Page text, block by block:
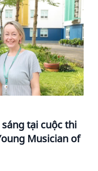
tại cuộc thi
Musician of